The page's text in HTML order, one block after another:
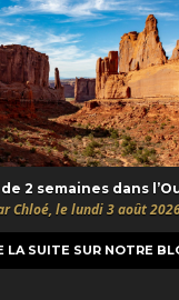
2 semaines dans
Chloé, le lundi 3 août
LA SUITE SUR NOTRE